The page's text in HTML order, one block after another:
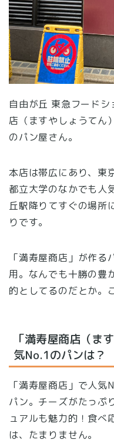
自由が丘 東急フード
店（ますやしょうてん
のパン屋さん。
本店は帯広にあり、東
都立大学のなかでも人
丘駅降りてすぐの場所
りです。
「満寿屋商店」が作
用。なんでも十勝の豊
的としてるのだとか。
「満寿屋商店（ま
気No.1のパンは？
「満寿屋商店」で人
パン。チーズがたっぷ
ュアルも魅力的！食べ
は、たまりません。